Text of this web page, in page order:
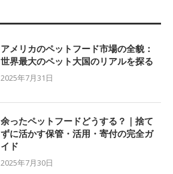
アメリカのペットフード市場の全貌：
世界最大のペット大国のリアルを探る
2025年7月31日
余ったペットフードどうする？｜捨て
ずに活かす保管・活用・寄付の完全ガ
イド
2025年7月30日